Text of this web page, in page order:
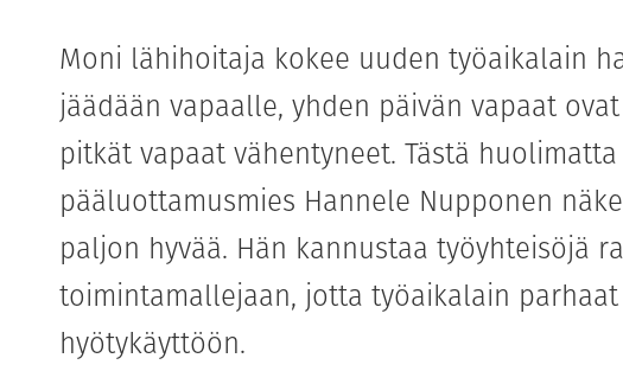
Moni lähihoitaja kokee uuden työaikalain
jäädään vapaalle, yhden päivän vapaat
pitkät vapaat vähentyneet. Tästä huolimatta
pääluottamusmies Hannele Nupponen
paljon hyvää. Hän kannustaa työyhteisöjä
toimintamallejaan, jotta työaikalain
hyötykäyttöön.